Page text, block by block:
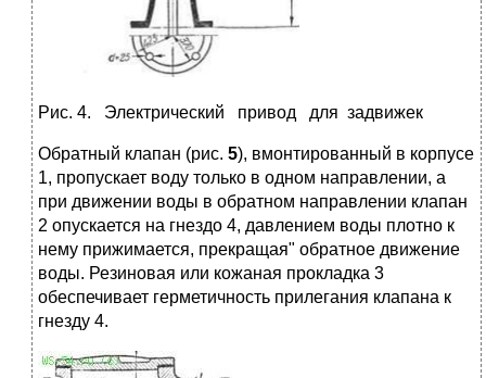
Рис. 4. Электрический привод для задвижек
Обратный клапан (рис. 5), вмонтированный в корпусе
1, пропускает воду только в одном направлении, а
при движении воды в обратном направлении клапан
2 опускается на гнездо 4, давлением воды плотно к
нему прижимается, прекращая" обратное движение
воды. Резиновая или кожаная прокладка 3
обеспечивает герметичность прилегания клапана к
гнезду 4.